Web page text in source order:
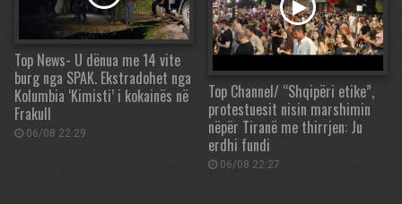
Top News- U dënua me 14 vite
burg nga SPAK. Ekstradohet nga
Kolumbia ‘Kimisti’ i kokainës në
Frakull
06/08 22:29
Top Channel/ “Shqipëri etike”,
protestuesit nisin marshimin
nëpër Tiranë me thirrjen: Ju
erdhi fundi
06/08 22:27